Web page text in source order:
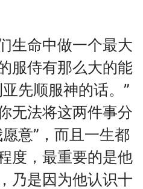
生命中做一个最大
服侍有那么大的能
先顺服神的话。”
无法将这两件事分
意”，而且一生都
度，最重要的是他
乃是因为他认识十